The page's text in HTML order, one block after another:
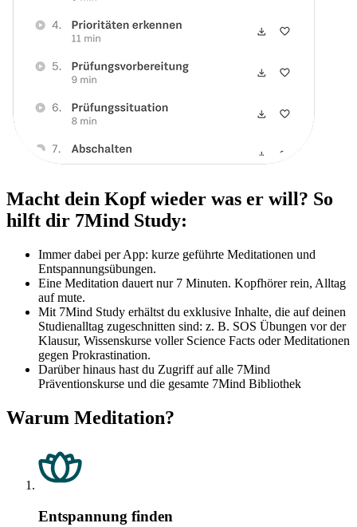
Macht dein Kopf wieder was er will? So
hilft dir 7Mind Study:
Immer dabei per App: kurze geführte Meditationen und
Entspannungsübungen.
Eine Meditation dauert nur 7 Minuten. Kopfhörer rein, Alltag
auf mute.
Mit 7Mind Study erhältst du exklusive Inhalte, die auf deinen
Studienalltag zugeschnitten sind: z. B. SOS Übungen vor der
Klausur, Wissenskurse voller Science Facts oder Meditationen
gegen Prokrastination.
Darüber hinaus hast du Zugriff auf alle 7Mind
Präventionskurse und die gesamte 7Mind Bibliothek
Warum Meditation?
Entspannung finden